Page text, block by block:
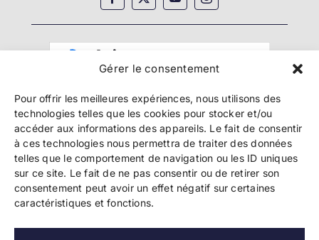
Gérer le consentement
Pour offrir les meilleures expériences, nous utilisons des
technologies telles que les cookies pour stocker et/ou
accéder aux informations des appareils. Le fait de consentir
à ces technologies nous permettra de traiter des données
telles que le comportement de navigation ou les ID uniques
sur ce site. Le fait de ne pas consentir ou de retirer son
consentement peut avoir un effet négatif sur certaines
caractéristiques et fonctions.
Copyright 2024 Bookelis –CGU–CGS–CGPPA–
Mentions légales–Politique de confidentialité–
Paiement et sécurité